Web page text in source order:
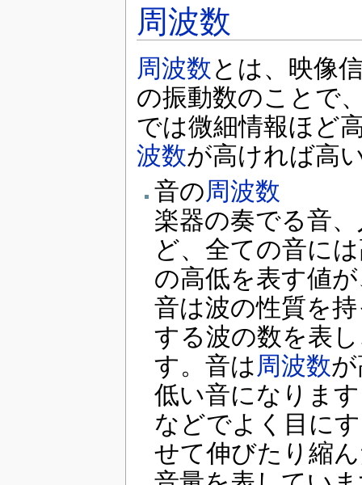
周波数
周波数 とは、映像
の振動数のことで
では微細情報ほど
波数が高ければ高
音の周波数
楽器の奏でる音
ど、全ての音に
の高低を表す値
音は波の性質を
する波の数を表
す。音は 周波数
低い音になりま
などでよく目に
せて伸びたり縮